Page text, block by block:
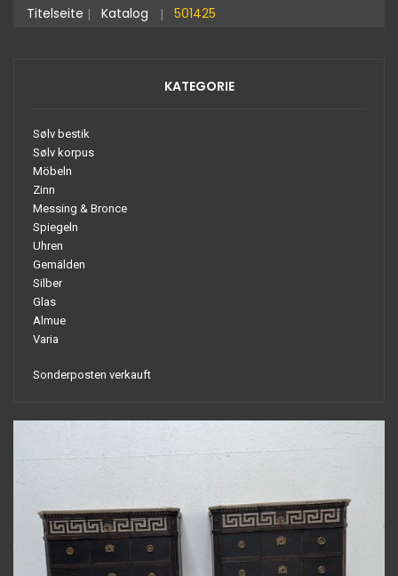
Titelseite Katalog 501425
KATEGORIE
Sølv bestik
Sølv korpus
Möbeln
Zinn
Messing & Bronce
Spiegeln
Uhren
Gemälden
Silber
Glas
Almue
Varia
Sonderposten verkauft